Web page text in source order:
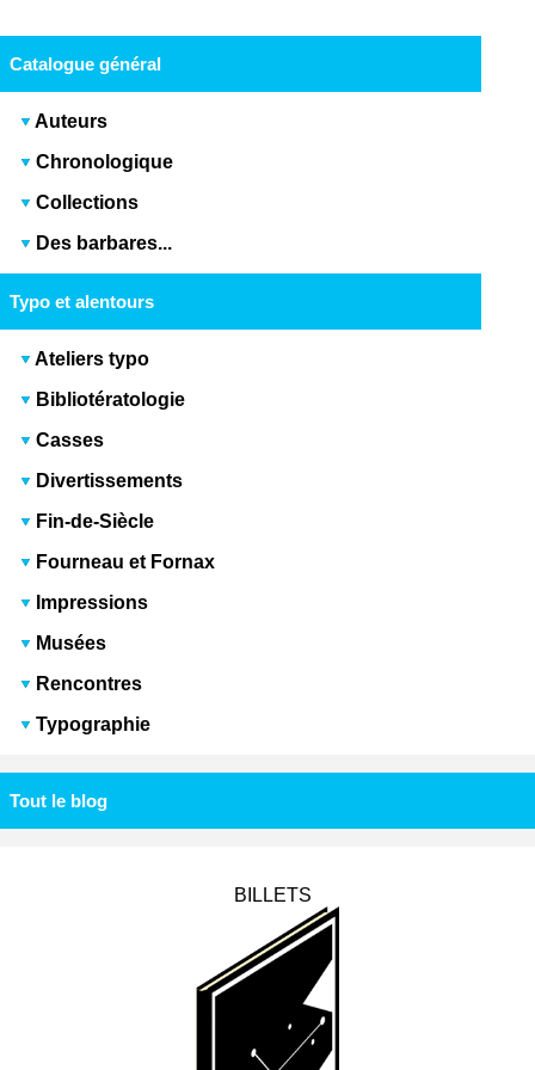
Catalogue général
Auteurs
Chronologique
Collections
Des barbares...
Typo et alentours
Ateliers typo
Bibliotératologie
Casses
Divertissements
Fin-de-Siècle
Fourneau et Fornax
Impressions
Musées
Rencontres
Typographie
Tout le blog
BILLETS